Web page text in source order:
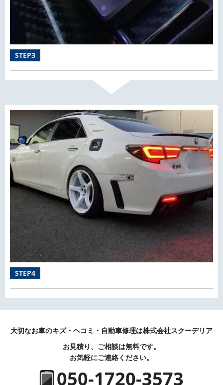
STEP3
STEP4
大切なお車のキズ・ヘコミ・自動車修理は株式会社スクーデリア
お見積り、ご相談は無料です。
お気軽にご連絡ください。
050-1720-3573